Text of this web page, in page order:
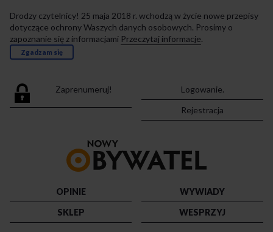
Drodzy czytelnicy! 25 maja 2018 r. wchodzą w życie nowe przepisy
dotyczące ochrony Waszych danych osobowych. Prosimy o
zapoznanie się z informacjami Przeczytaj informacje.
Zgadzam się
Zaprenumeruj!
Logowanie.
Rejestracja
strony
OPINIE
WYWIADY
SKLEP
WESPRZYJ